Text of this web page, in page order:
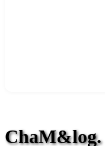
ChaM&log.